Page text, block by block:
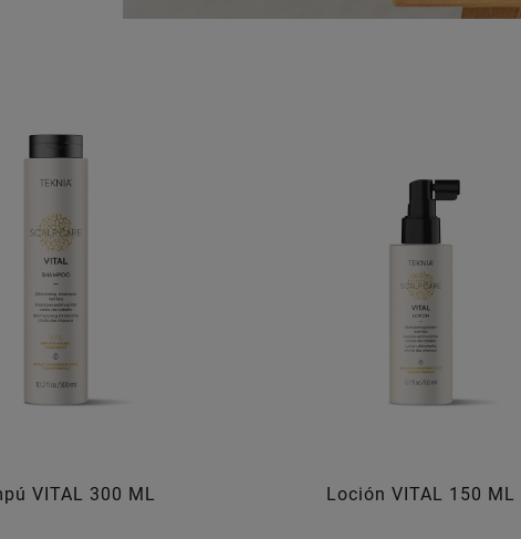
VITAL 300 ML Loción VITAL 150 ML